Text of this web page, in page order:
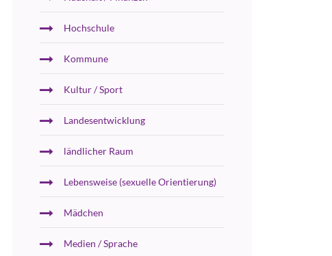
Hochschule
Kommune
Kultur / Sport
Landesentwicklung
ländlicher Raum
Lebensweise (sexuelle Orientierung)
Mädchen
Medien / Sprache